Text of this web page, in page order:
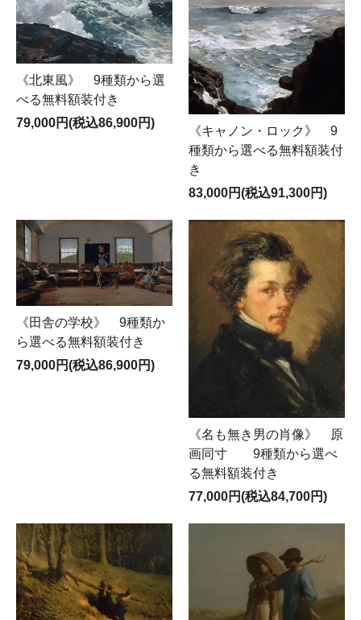
《北東風》 9種類から選
べる無料額装付き
79,000円(税込86,900円)
《キャノン・ロック》 9
種類から選べる無料額装付
き
83,000円(税込91,300円)
《田舎の学校》 9種類か
ら選べる無料額装付き
79,000円(税込86,900円)
《名も無き男の肖像》 原
画同寸 9種類から選べ
る無料額装付き
77,000円(税込84,700円)